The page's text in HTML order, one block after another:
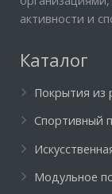
активности и
Каталог
Покрытия из
Спортивный
Модульное